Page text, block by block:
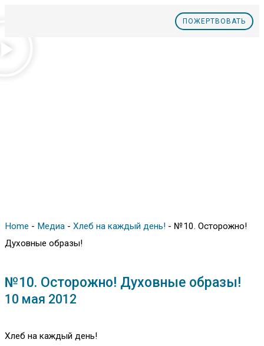
ПOЖЕРТВОВАТЬ
Home - Медиа - Хлеб на каждый день! - №10. Осторожно!
Духовные образы!
№10. Осторожно! Духовные образы!
10 мая 2012
Хлеб на каждый день!